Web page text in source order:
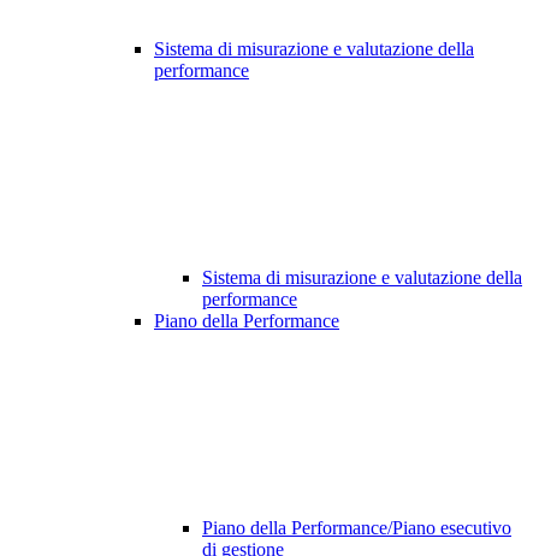
Sistema di misurazione e valutazione della
performance
Sistema di misurazione e valutazione della
performance
Piano della Performance
Piano della Performance/Piano esecutivo
di gestione